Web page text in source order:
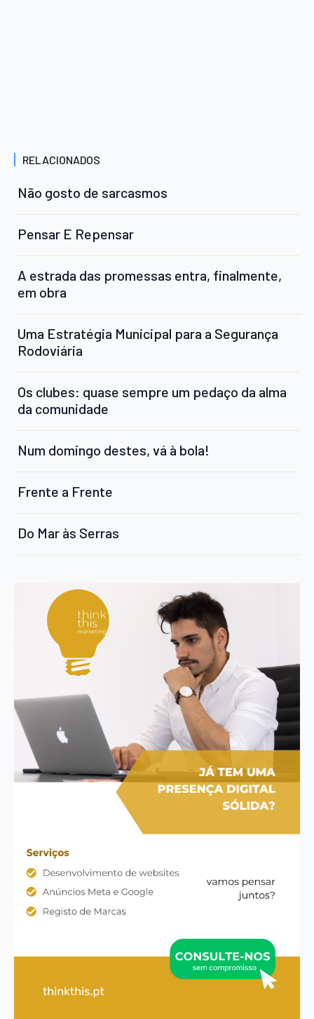
RELACIONADOS
Não gosto de sarcasmos
Pensar E Repensar
A estrada das promessas entra, finalmente,
em obra
Uma Estratégia Municipal para a Segurança
Rodoviária
Os clubes: quase sempre um pedaço da alma
da comunidade
Num domingo destes, vá à bola!
Frente a Frente
Do Mar às Serras